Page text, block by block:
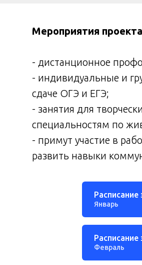
Мероприятия
- дистанционное
- индивидуальные и
сдаче ОГЭ и ЕГЭ;
- занятия для
специальностям по
- примут участие в
развить навыки
Расписание
Январь
Расписание
Февраль